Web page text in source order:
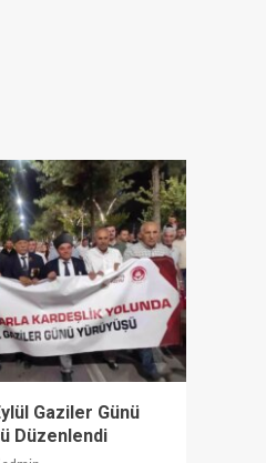
Gaziler Günü
Düzenlendi